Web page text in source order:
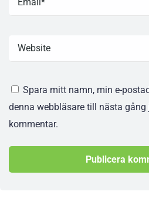
Spara mitt namn, min e-
denna webbläsare till nästa gång
kommentar.